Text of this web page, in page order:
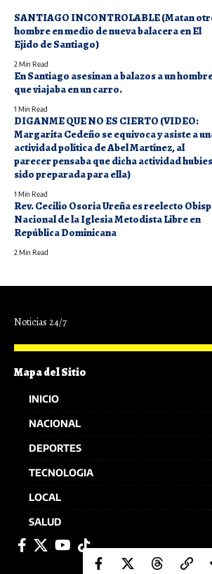
SANTIAGO INCONTROLABLE (Matan
hombre en medio de nueva balacera en El
Ejido de Santiago)
2 Min Read
En Santiago asesinan a balazos a un
que viajaba en un carro.
1 Min Read
DIGANME QUE NO ES CIERTO (VIDEO:
Margarita Cedeño se equivoca y asiste a
actividad política de Abel Martínez, al
parecer pensaba que dicha actividad
sido preparada para ella)
1 Min Read
Rev. Cecilio Osoria Ureña es reelecto
Nacional de la Iglesia Metodista Libre en
República Dominicana
2 Min Read
Noticias 24/7
Mapa del Sitio
INICIO
NACIONAL
DEPORTES
TECNOLOGIA
LOCAL
SALUD